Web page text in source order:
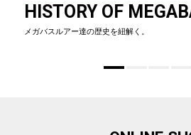
HISTORY OF
メガバスルアー達の歴史を紐解く。